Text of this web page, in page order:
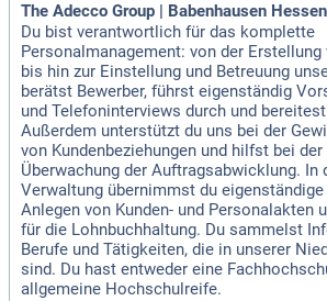
The Adecco Group | Babenhausen Hessen
Du bist verantwortlich für das komplette
Personalmanagement: von der
bis hin zur Einstellung und Betreuung
berätst Bewerber, führst eigenständig
und Telefoninterviews durch und
Außerdem unterstützt du uns bei der
von Kundenbeziehungen und hilfst bei der
Überwachung der Auftragsabwicklung. In
Verwaltung übernimmst du
Anlegen von Kunden- und Personalakten
für die Lohnbuchhaltung. Du sammelst
Berufe und Tätigkeiten, die in unserer
sind. Du hast entweder eine
allgemeine Hochschulreife.